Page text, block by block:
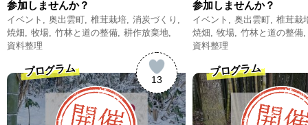
参加しませんか？
イベント 奥出雲町 椎茸栽培 消炭づくり
焼畑
牧場 竹林と道の整備 耕作放棄地
資料整理
参加しませんか？
イベント 奥出雲町
椎茸栽
焼畑
牧場
竹林と道の整備
資料整理
13
プログラム プログラム